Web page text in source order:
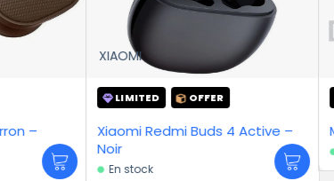
XIAOMI
LIMITED OFFER
Xiaomi Redmi Buds 4 Active –
Noir
En stock
En